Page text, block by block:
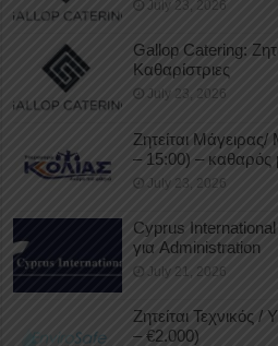
July 23, 2026
Gallop Catering:
Καθαρίστριες
July 23, 2026
Ζητείται
– 15:00) – καθαρός
July 23, 2026
Cyprus
για Administration
July 21, 2026
Ζητείται Τεχνικός
– €2.000)